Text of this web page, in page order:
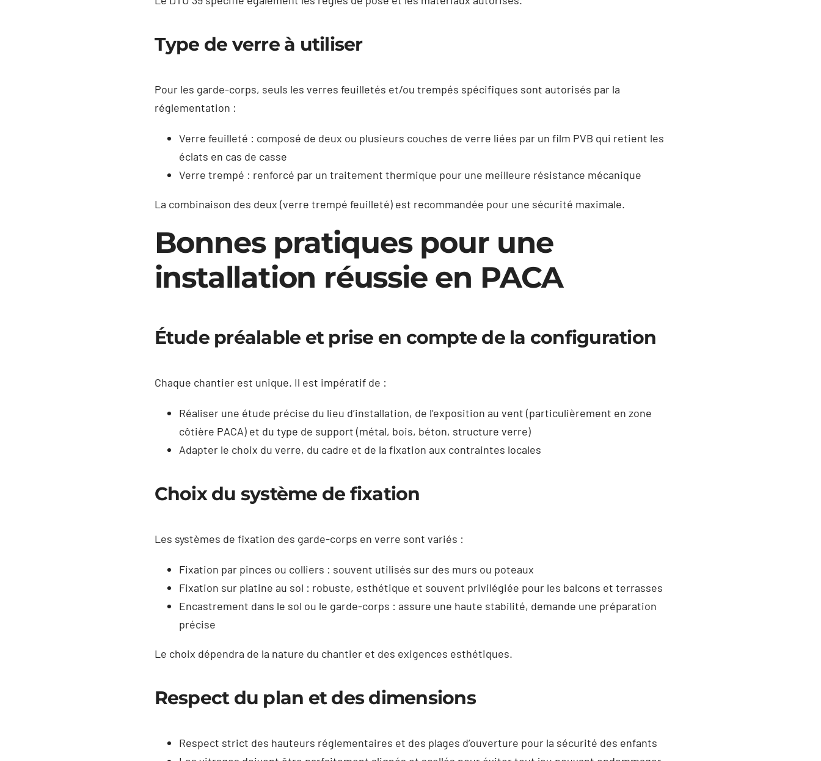
Type de verre à utiliser
Pour les garde-corps, seuls les verres feuilletés et/ou trempés spécifiques sont autorisés par la
réglementation :
Verre feuilleté : composé de deux ou plusieurs couches de verre liées par un film PVB qui retient les
éclats en cas de casse
Verre trempé : renforcé par un traitement thermique pour une meilleure résistance mécanique
La combinaison des deux (verre trempé feuilleté) est recommandée pour une sécurité maximale.
Bonnes pratiques pour une
installation réussie en PACA
Étude préalable et prise en compte de la configuration
Chaque chantier est unique. Il est impératif de :
Réaliser une étude précise du lieu d’installation, de l’exposition au vent (particulièrement en zone
côtière PACA) et du type de support (métal, bois, béton, structure verre)
Adapter le choix du verre, du cadre et de la fixation aux contraintes locales
Choix du système de fixation
Les systèmes de fixation des garde-corps en verre sont variés :
Fixation par pinces ou colliers : souvent utilisés sur des murs ou poteaux
Fixation sur platine au sol : robuste, esthétique et souvent privilégiée pour les balcons et terrasses
Encastrement dans le sol ou le garde-corps : assure une haute stabilité, demande une préparation
précise
Le choix dépendra de la nature du chantier et des exigences esthétiques.
Respect du plan et des dimensions
Respect strict des hauteurs réglementaires et des plages d’ouverture pour la sécurité des enfants